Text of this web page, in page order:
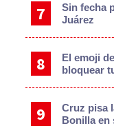
Sin fecha
Juárez
El emoji
bloquear
Cruz pisa
Bonilla en